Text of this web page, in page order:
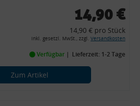
14,90 €
14,90 € pro Stück
inkl. gesetzl. MwSt., zzgl. Versandkosten
Verfügbar Lieferzeit: 1-2 Tage
Zum Artikel